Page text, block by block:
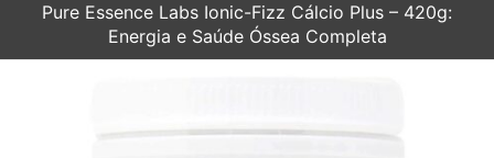
Pure Essence Labs Ionic-Fizz Cálcio Plus – 420g:
Energia e Saúde Óssea Completa